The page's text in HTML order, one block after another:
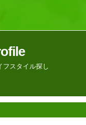
フスタイル探し